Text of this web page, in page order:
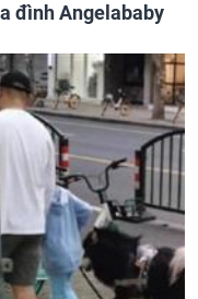
đình Angelababy